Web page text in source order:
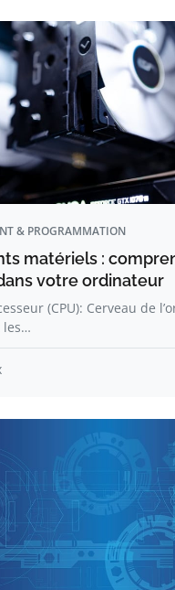
& PROGRAMMATION
matériels :
votre ordinateur
(CPU): Cerveau de
les…